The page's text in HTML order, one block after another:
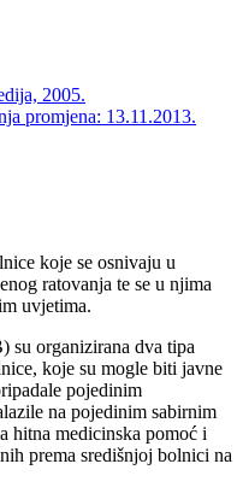
2005.
promjena: 13.11.2013.
koje se osnivaju u
ratovanja te se u njima
uvjetima.
su organizirana dva tipa
koje su mogle biti javne
pojedinim
na pojedinim sabirnim
hitna medicinska pomoć i
prema središnjoj bolnici na